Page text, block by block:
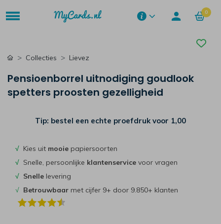
0
Collecties Lievez
Pensioenborrel uitnodiging goudlook
spetters proosten gezelligheid
Tip: bestel een echte proefdruk voor 1,00
√ Kies uit mooie papiersoorten
√ Snelle, persoonlijke klantenservice voor vragen
√ Snelle levering
√ Betrouwbaar met cijfer 9+ door 9.850+ klanten